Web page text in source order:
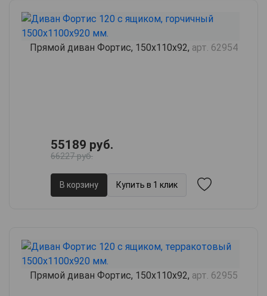
Прямой диван Фортис, 150х110х92, арт. 62954
55189 руб.
66227 руб.
В корзину Купить в 1 клик
Прямой диван Фортис, 150х110х92, арт. 62955